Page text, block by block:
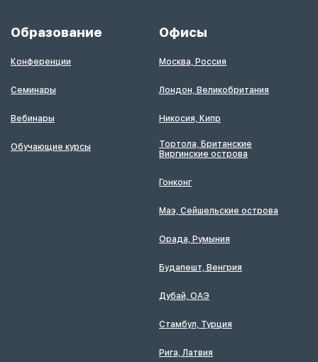
Образование
Конференции
Семинары
Вебинары
Обучающие курсы
Офисы
Москва, Россия
Лондон, Великобритания
Никосия, Кипр
Тортола, Британские
Виргинские острова
Гонконг
Маэ, Сейшельские острова
Орада, Румыния
Будапешт, Венгрия
Дубай, ОАЭ
Стамбул, Турция
Рига, Латвия